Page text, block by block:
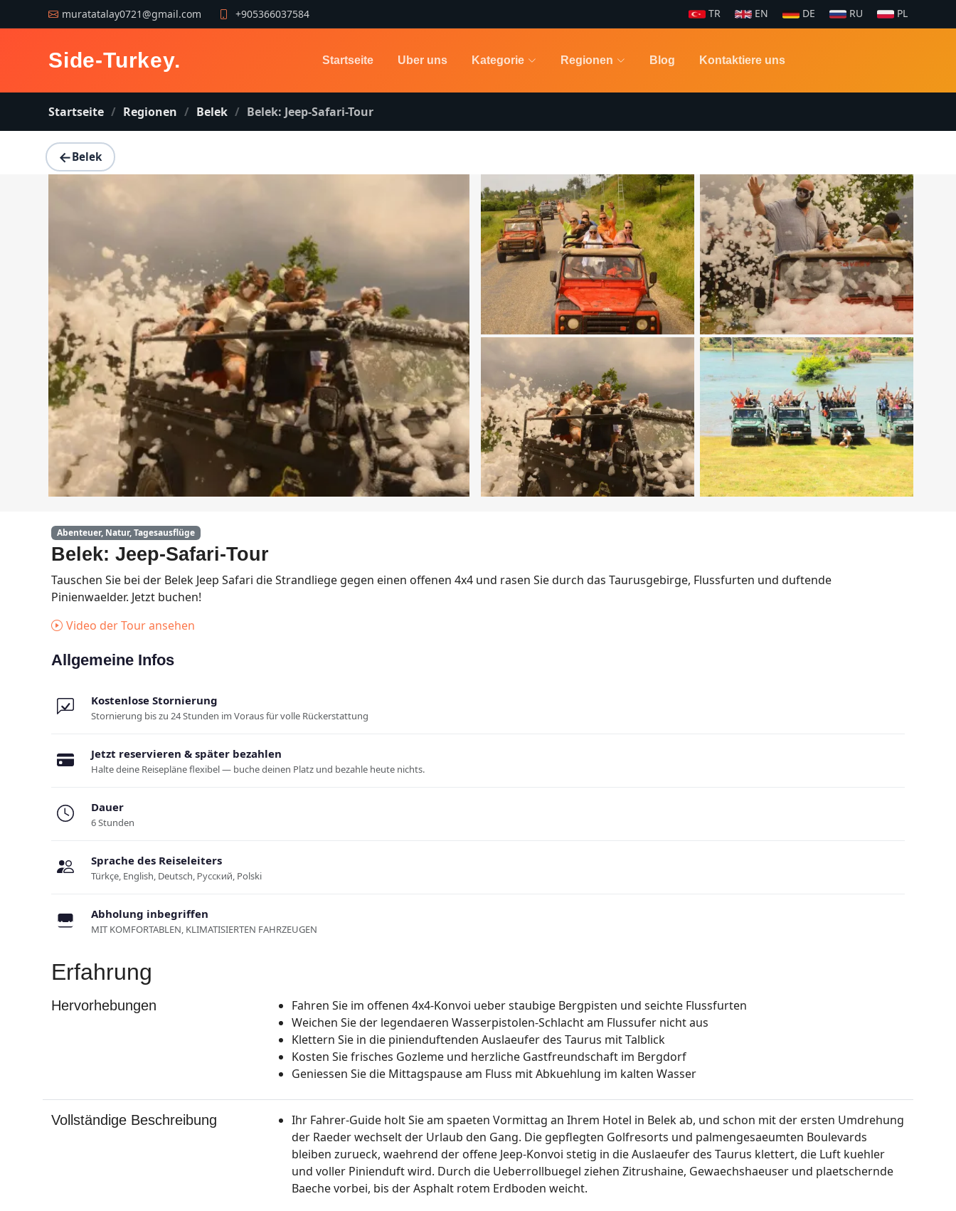
muratatalay0721@gmail.com +905366037584 TR EN DE RU PL
Side-Turkey. Startseite Uber uns Kategorie Regionen Blog Kontaktiere uns
Startseite Regionen Belek Belek: Jeep-Safari-Tour
←Belek
Abenteuer, Natur, Tagesausflüge
Belek: Jeep-Safari-Tour
Tauschen Sie bei der Belek Jeep Safari die Strandliege gegen einen offenen 4x4 und rasen Sie durch das Taurusgebirge, Flussfurten und duftende
Pinienwaelder. Jetzt buchen!
Video der Tour ansehen
Allgemeine Infos
Kostenlose Stornierung
Stornierung bis zu 24 Stunden im Voraus für volle Rückerstattung
Jetzt reservieren & später bezahlen
Halte deine Reisepläne flexibel — buche deinen Platz und bezahle heute nichts.
Dauer
6 Stunden
Sprache des Reiseleiters
Türkçe, English, Deutsch, Русский, Polski
Abholung inbegriffen
MIT KOMFORTABLEN, KLIMATISIERTEN FAHRZEUGEN
Erfahrung
Hervorhebungen
Fahren Sie im offenen 4x4-Konvoi ueber staubige Bergpisten und seichte Flussfurten
Weichen Sie der legendaeren Wasserpistolen-Schlacht am Flussufer nicht aus
Klettern Sie in die pinienduftenden Auslaeufer des Taurus mit Talblick
Kosten Sie frisches Gozleme und herzliche Gastfreundschaft im Bergdorf
Geniessen Sie die Mittagspause am Fluss mit Abkuehlung im kalten Wasser
Vollständige Beschreibung
Ihr Fahrer-Guide holt Sie am spaeten Vormittag an Ihrem Hotel in Belek ab, und schon mit der ersten Umdrehung
der Raeder wechselt der Urlaub den Gang. Die gepflegten Golfresorts und palmengesaeumten Boulevards
bleiben zurueck, waehrend der offene Jeep-Konvoi stetig in die Auslaeufer des Taurus klettert, die Luft kuehler
und voller Pinienduft wird. Durch die Ueberrollbuegel ziehen Zitrushaine, Gewaechshaeuser und plaetschernde
Baeche vorbei, bis der Asphalt rotem Erdboden weicht.